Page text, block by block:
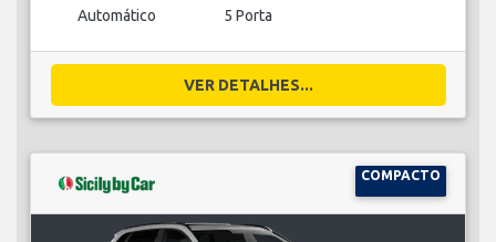
Automático 5 Porta
VER DETALHES...
COMPACTO